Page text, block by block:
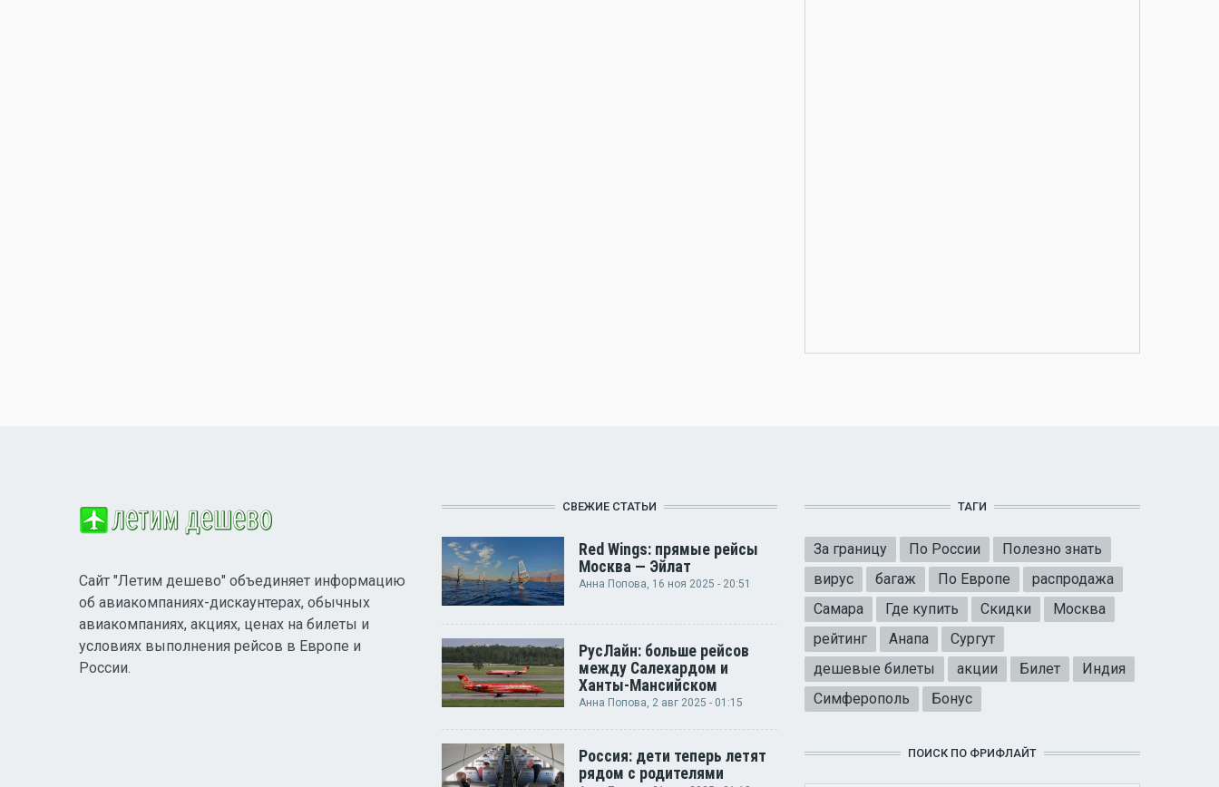
Сайт "Летим дешево" объединяет информацию
об авиакомпаниях-дискаунтерах, обычных
авиакомпаниях, акциях, ценах на билеты и
условиях выполнения рейсов в Европе и
России.
СВЕЖИЕ СТАТЬИ
Red Wings: прямые рейсы
Москва — Эйлат
Анна Попова, 16 ноя 2025 - 20:51
РусЛайн: больше рейсов
между Салехардом и
Ханты-Мансийском
Анна Попова, 2 авг 2025 - 01:15
Россия: дети теперь летят
рядом с родителями
ТАГИ
За границу По России
Полезно знать
вирус
багаж По Европе
распродажа
Самара
Где купить Скидки
Москва
рейтинг
Анапа
Сургут
дешевые билеты
акции Билет
Индия
Симферополь
Бонус
ПОИСК ПО ФРИФЛАЙТ